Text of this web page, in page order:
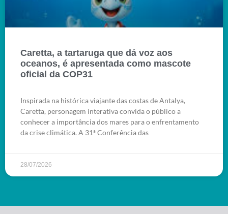
Caretta, a tartaruga que dá voz aos
oceanos, é apresentada como mascote
oficial da COP31
Inspirada na histórica viajante das costas de Antalya,
Caretta, personagem interativa convida o público a
conhecer a importância dos mares para o enfrentamento
da crise climática. A 31ª Conferência das
28/07/2026